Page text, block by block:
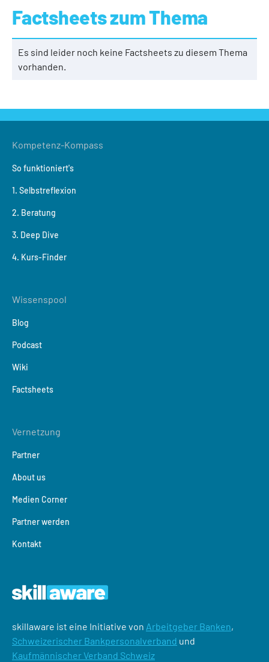
Factsheets zum Thema
Es sind leider noch keine Factsheets zu diesem Thema
vorhanden.
Kompetenz-Kompass
So funktioniert's
1. Selbstreflexion
2. Beratung
3. Deep Dive
4. Kurs-Finder
Wissenspool
Blog
Podcast
Wiki
Factsheets
Vernetzung
Partner
About us
Medien Corner
Partner werden
Kontakt
skillaware ist eine Initiative von Arbeitgeber Banken,
Schweizerischer Bankpersonalverband und
Kaufmännischer Verband Schweiz